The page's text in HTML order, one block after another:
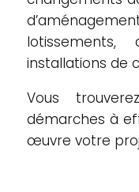
installations de
Vous
démarches à
œuvre votre